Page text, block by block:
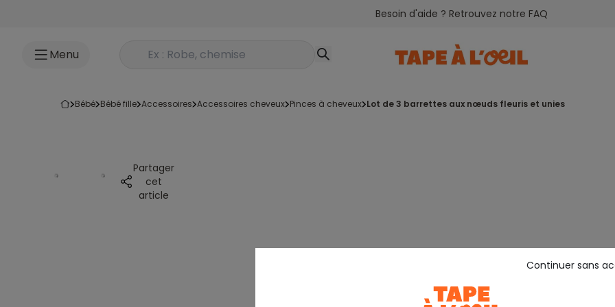
Besoin d'aide ? Retrouvez notre FAQ
Menu Rechercher un produit
bébé bébé fille accessoires accessoires cheveux pinces à cheveux lot de 3 barrettes aux nœuds fleuris et unies
Partager
cet
article
Continuer sans